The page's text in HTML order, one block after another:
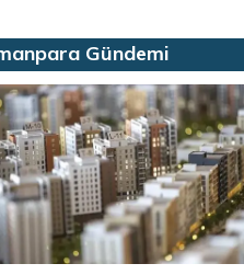
Gündemi